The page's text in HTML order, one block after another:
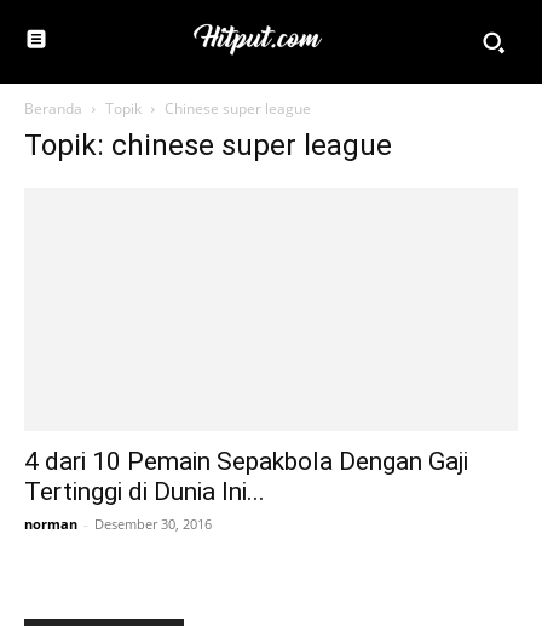
Beranda Topik Chinese super league
Topik: chinese super league
4 dari 10 Pemain Sepakbola Dengan Gaji
Tertinggi di Dunia Ini...
norman - Desember 30, 2016